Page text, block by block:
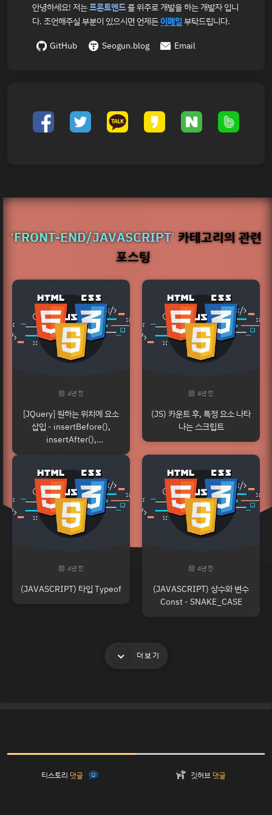
안녕하세요! 저는프론트엔드를 위주로 개발을 하는 개발자 입니
다. 조언해주실 부분이 있으시면 언제든이메일부탁드립니다.
GitHub
Seogun.blog Email
'FRONT-END/JAVASCRIPT'카테고리의 관련
포스팅
4년 전
[JQuery] 원하는 위치에 요소
삽입 - insertBefore(),
insertAfter(),
4년 전
(JS) 카운트 후, 특정 요소 나타
나는 스크립트
4년 전
(JAVASCRIPT) 타입 Typeof
4년 전
(JAVASCRIPT) 상수와 변수
Const - SNAKE_CASE
더보기
티스토리 댓글 깃허브 댓글